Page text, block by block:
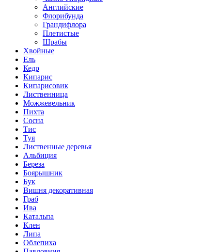
Английские
Флорибунда
Грандифлора
Плетистые
Шрабы
Хвойные
Ель
Кедр
Кипарис
Кипарисовик
Лиственница
Можжевельник
Пихта
Сосна
Тис
Туя
Лиственные деревья
Альбиция
Береза
Боярышник
Бук
Вишня декоративная
Граб
Ива
Катальпа
Клен
Липа
Облепиха